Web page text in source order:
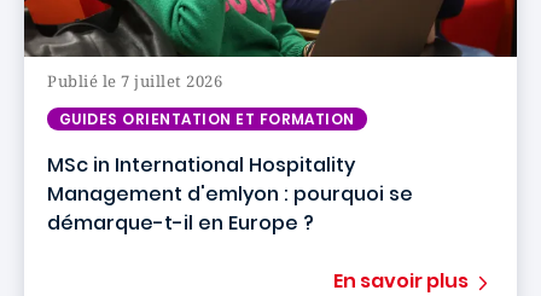
Publié le 7 juillet 2026
GUIDES ORIENTATION ET FORMATION
MSc in International Hospitality
Management d'emlyon : pourquoi se
démarque-t-il en Europe ?
En savoir plus